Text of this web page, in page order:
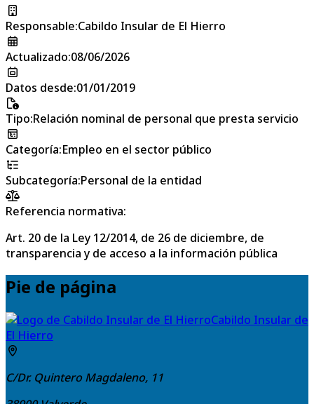
Responsable:Cabildo Insular de El Hierro
Actualizado:08/06/2026
Datos desde:01/01/2019
Tipo:Relación nominal de personal que presta servicio
Categoría:Empleo en el sector público
Subcategoría:Personal de la entidad
Referencia normativa:
Art. 20 de la Ley 12/2014, de 26 de diciembre, de
transparencia y de acceso a la información pública
Pie de página
Cabildo Insular de
El Hierro
C/Dr. Quintero Magdaleno, 11